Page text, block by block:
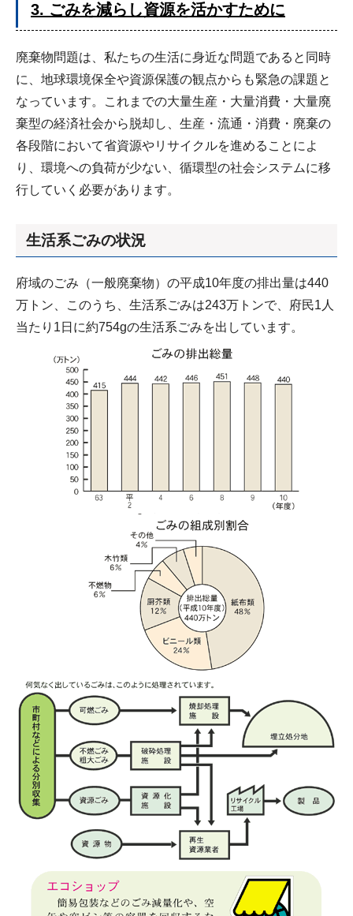
3. ごみを減らし資源を活かすために
廃棄物問題は、私たちの生活に身近な問題であると同時
に、地球環境保全や資源保護の観点からも緊急の課題と
なっています。これまでの大量生産・大量消費・大量廃
棄型の経済社会から脱却し、生産・流通・消費・廃棄の
各段階において省資源やリサイクルを進めることによ
り、環境への負荷が少ない、循環型の社会システムに移
行していく必要があります。
生活系ごみの状況
府域のごみ（一般廃棄物）の平成10年度の排出量は440
万トン、このうち、生活系ごみは243万トンで、府民1人
当たり1日に約754gの生活系ごみを出しています。